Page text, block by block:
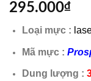
295.000₫
Loại mực :
Mã mực :
Dung lượng :